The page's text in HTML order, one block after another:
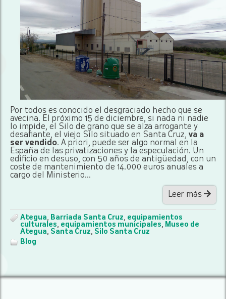
Por todos es conocido el desgraciado hecho que se
avecina. El próximo 15 de diciembre, si nada ni nadie
lo impide, el Silo de grano que se alza arrogante y
desafiante, el viejo Silo situado en Santa Cruz, va a
ser vendido. A priori, puede ser algo normal en la
España de las privatizaciones y la especulación. Un
edificio en desuso, con 50 años de antigüedad, con un
coste de mantenimiento de 14.000 euros anuales a
cargo del Ministerio...
Leer más
Ategua, Barriada Santa Cruz, equipamientos
culturales, equipamientos municipales, Museo de
Ategua, Santa Cruz, Silo Santa Cruz
Blog